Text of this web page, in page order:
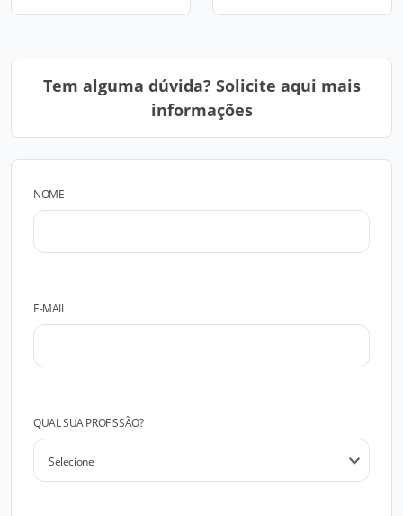
Tem alguma dúvida? Solicite aqui mais
informações
NOME
E-MAIL
QUAL SUA PROFISSÃO?